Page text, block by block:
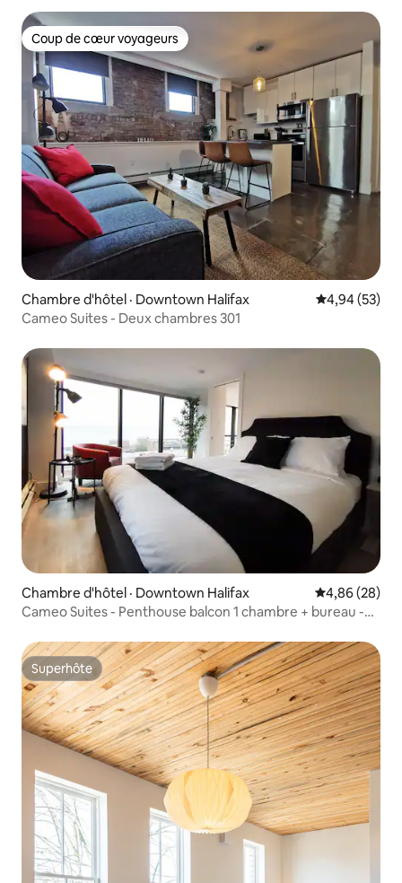
Coup de cœur voyageurs
Coup de cœur voyageurs
Chambre d'hôtel · Downtown Halifax Note
4,94 (53)
Cameo Suites - Deux chambres 301
Chambre d'hôtel · Downtown Halifax Note
4,86 (28)
Cameo Suites - Penthouse balcon 1 chambre + bureau -
Superhôte
Superhôte